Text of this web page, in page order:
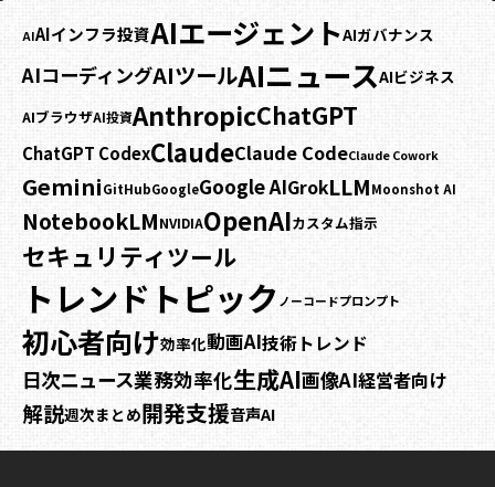
AIAIインフラ投資AIエージェントAIガバナンス
AIコーディングAIツールAIニュースAIビジネス
AIブラウザAI投資AnthropicChatGPT
ChatGPT CodexClaudeClaude CodeClaude Cowork
GeminiGitHubGoogleGoogle AIGrokLLMMoonshot AI
NotebookLMNVIDIAOpenAIカスタム指示
セキュリティツール
トレンドトピック ノーコードプロンプト
初心者向け効率化動画AI技術トレンド
日次ニュース業務効率化生成AI画像AI経営者向け
解説週次まとめ開発支援音声AI